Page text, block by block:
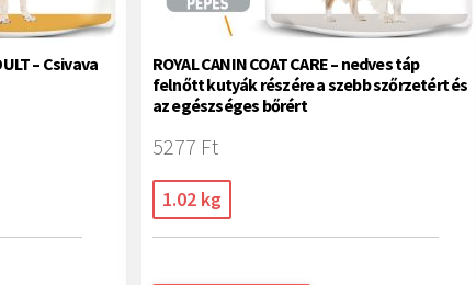
– Csivava
ROYAL CANIN COAT CARE – nedves táp
felnőtt kutyák részére a szebb szőrzetért és
az egészséges bőrért
5277 Ft
1.02 kg